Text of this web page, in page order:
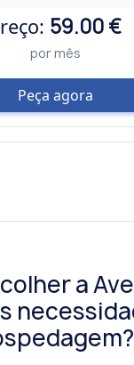
59.00 €
por mês
Peça agora
a